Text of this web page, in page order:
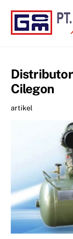
content
Cilegon
artikel